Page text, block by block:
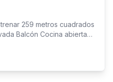
259 metros cuadrados
Balcón Cocina abierta
inteligente Espacios de
Vista panorámica de
Área de BBQ Gimnasio
Vigilancia e